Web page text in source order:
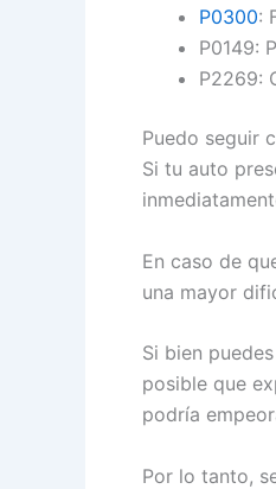
P0300:
P0149:
P2269:
Puedo seguir
Si tu auto
En caso de
una mayor
Si bien
posible que
podría
Por lo tanto,